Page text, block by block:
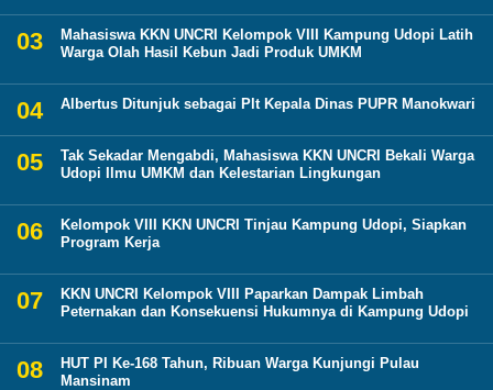
Mahasiswa KKN UNCRI Kelompok VIII Kampung Udopi Latih
Warga Olah Hasil Kebun Jadi Produk UMKM
Albertus Ditunjuk sebagai Plt Kepala Dinas PUPR Manokwari
Tak Sekadar Mengabdi, Mahasiswa KKN UNCRI Bekali Warga
Udopi Ilmu UMKM dan Kelestarian Lingkungan
Kelompok VIII KKN UNCRI Tinjau Kampung Udopi, Siapkan
Program Kerja
KKN UNCRI Kelompok VIII Paparkan Dampak Limbah
Peternakan dan Konsekuensi Hukumnya di Kampung Udopi
HUT PI Ke-168 Tahun, Ribuan Warga Kunjungi Pulau
Mansinam